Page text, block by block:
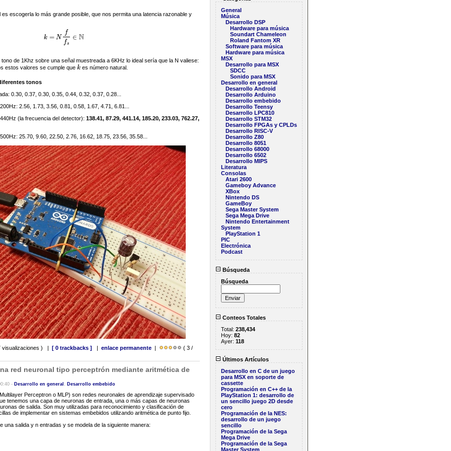
es escogerla lo más grande posible, que nos permita una latencia razonable y
k = N
f
fs
∈ N
k=N fs∈ N
de 1Khz sobre una señal muestreada a 6KHz lo ideal sería que la N valiese:
estos valores se cumple que k
k es número natural.
tonos
0.30, 0.37, 0.30, 0.35, 0.44, 0.32, 0.37, 0.28...
2.56, 1.73, 3.56, 0.81, 0.58, 1.67, 4.71, 6.81...
(la frecuencia del detector): 138.41, 87.29, 441.14, 185.20, 233.03, 762.27,
25.70, 9.60, 22.50, 2.76, 16.62, 18.75, 23.56, 35.58...
visualizaciones ) | [ 0 trackbacks ] | enlace permanente | ( 3 /
red neuronal tipo perceptrón mediante aritmética de
- Desarrollo en general , Desarrollo embebido
Perceptron o MLP) son redes neuronales de aprendizaje supervisado
tenemos una capa de neuronas de entrada, una o más capas de neuronas
de salida. Son muy utilizadas para reconocimiento y clasificación de
de implementar en sistemas embebidos utilizando aritmética de punto fijo.
una salida y n entradas y se modela de la siguiente manera:
General
Música
Desarrollo DSP
Hardware para música
Soundart Chameleon
Roland Fantom XR
Software para música
Hardware para música
MSX
Desarrollo para MSX
SDCC
Sonido para MSX
Desarrollo en general
Desarrollo Android
Desarrollo Arduino
Desarrollo embebido
Desarrollo Teensy
Desarrollo LPC810
Desarrollo STM32
Desarrollo FPGAs y CPLDs
Desarrollo RISC-V
Desarrollo Z80
Desarrollo 8051
Desarrollo 68000
Desarrollo 6502
Desarrollo MIPS
Literatura
Consolas
Atari 2600
Gameboy Advance
XBox
Nintendo DS
GameBoy
Sega Master System
Sega Mega Drive
Nintendo Entertainment
System
PlayStation 1
PIC
Electrónica
Podcast
Búsqueda
Búsqueda
Conteos Totales
Total: 238,434
Hoy: 82
Ayer: 118
Últimos Artículos
Desarrollo en C de un juego
para MSX en soporte de
cassette
Programación en C++ de la
PlayStation 1: desarrollo de
un sencillo juego 2D desde
cero
Programación de la NES:
desarrollo de un juego
sencillo
Programación de la Sega
Mega Drive
Programación de la Sega
Master System